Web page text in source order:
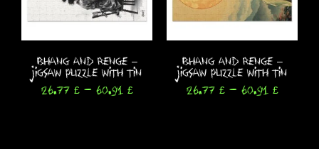
Bhang and Renge –
Jigsaw Puzzle with Tin
26.77 £ - 60.91 £
Bhang and Renge –
Jigsaw Puzzle with Tin
26.77 £ - 60.91 £